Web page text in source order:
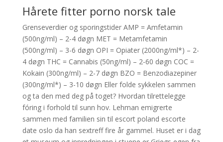
Hårete fitter porno norsk tale
Grenseverdier og sporingstider AMP = Amfetamin
(500ng/ml) – 2-4 døgn MET = Metamfetamin
(500ng/ml) – 3-6 døgn OPI = Opiater (2000ng/ml*) – 2-
4 døgn THC = Cannabis (50ng/ml) – 2-60 døgn COC =
Kokain (300ng/ml) – 2-7 døgn BZO = Benzodiazepiner
(300ng/ml*) – 3-10 døgn Eller folde sykkelen sammen
og ta den med deg på toget? Hvordan tilrettelegge
fóring i forhold til sunn hov. Lehman emigrerte
sammen med familien sin til escort poland escorte
date oslo da han sextreff fire år gammel. Huset er i dag